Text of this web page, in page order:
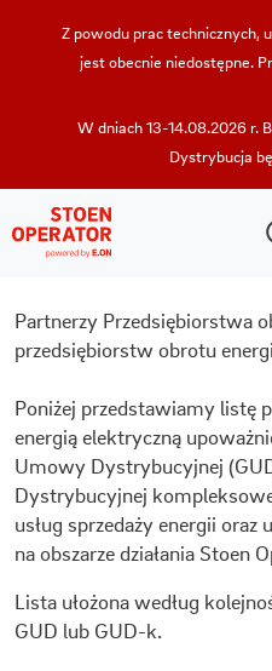
Z powodu prac technicznych,
jest obecnie niedostępne.
W dniach 13-14.08.2026 r.
Dystrybucja
Partnerzy Przedsiębiorstwa
przedsiębiorstw obrotu
Poniżej przedstawiamy listę
energią elektryczną
Umowy Dystrybucyjnej
Dystrybucyjnej
usług sprzedaży energii
na obszarze działania Stoen
Lista ułożona według
GUD lub GUD-k.